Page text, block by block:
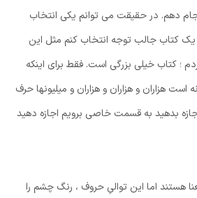
دهم. در حقیقت می توانم یکی انتخاب
یک کتاب جالب توجه انتخاب کنم مثل این
؛ کتاب خیلی بزرگی است. فقط برای اینکه
هزاران و هزاران و هزاران و میلیونها حرف
بدهید به قسمت خاصی برویم اجازه دهید
هستند اما این توالیِ حروف ، رنگ چشم را